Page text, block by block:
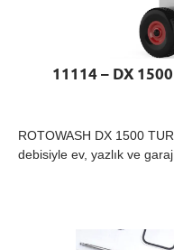
11114 – DX
ROTOWASH DX 1500
debisiyle ev, yazlık ve